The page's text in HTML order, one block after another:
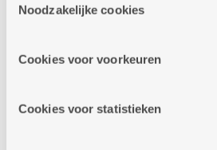
cookies hebben we jouw
cookies worden geplaatst door
informatie over jouw
partners kunnen deze gegevens
Noodzakelijke cookies
Cookies voor voorkeuren
Cookies voor statistieken
Geboortedatum